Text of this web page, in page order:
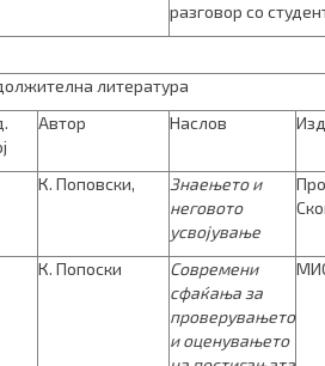
разговор со
литература
Автор Наслов
К. Поповски,
Знаењето и
неговото
усвојување
К. Попоски
Современи
сфаќања за
проверувањето
и оце­ну­вањето